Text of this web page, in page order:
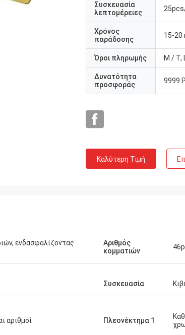
Συσκευασία
λεπτομέρειες
Χρόνος
παράδοσης
15-20
Όροι πληρωμής Μ / Τ,
Δυνατότητα
προσφοράς
9999
Καλύτερη Τιμή
ενδασφαλίζοντας
Αριθμός
κομματιών
Συσκευασία
αριθμοί Πλεονέκτημα 1